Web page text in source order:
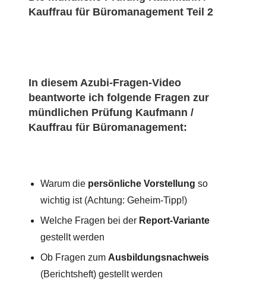
Kauffrau für Büromanagement Teil 2
In diesem Azubi-Fragen-Video
beantworte ich folgende Fragen zur
mündlichen Prüfung Kaufmann /
Kauffrau für Büromanagement:
Warum die persönliche Vorstellung so
wichtig ist (Achtung: Geheim-Tipp!)
Welche Fragen bei der Report-Variante
gestellt werden
Ob Fragen zum Ausbildungsnachweis
(Berichtsheft) gestellt werden